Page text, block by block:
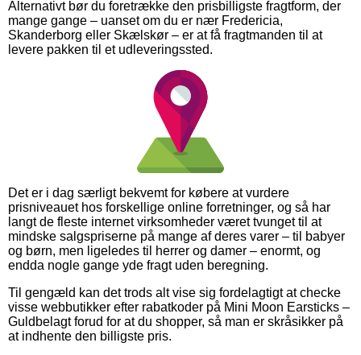
Alternativt bør du foretrække den prisbilligste fragtform, der
mange gange – uanset om du er nær Fredericia,
Skanderborg eller Skælskør – er at få fragtmanden til at
levere pakken til et udleveringssted.
Det er i dag særligt bekvemt for købere at vurdere
prisniveauet hos forskellige online forretninger, og så har
langt de fleste internet virksomheder været tvunget til at
mindske salgspriserne på mange af deres varer – til babyer
og børn, men ligeledes til herrer og damer – enormt, og
endda nogle gange yde fragt uden beregning.
Til gengæld kan det trods alt vise sig fordelagtigt at checke
visse webbutikker efter rabatkoder på Mini Moon Earsticks –
Guldbelagt forud for at du shopper, så man er skråsikker på
at indhente den billigste pris.